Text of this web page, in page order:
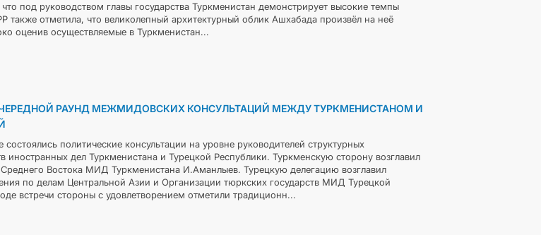
под руководством главы государства Туркменистан демонстрирует высокие темпы
также отметила, что великолепный архитектурный облик Ашхабада произвёл на неё
оценив осуществляемые в Туркменистан...
РАУНД МЕЖМИДОВСКИХ КОНСУЛЬТАЦИЙ МЕЖДУ ТУРКМЕНИСТАНОМ И
политические консультации на уровне руководителей структурных
иностранных дел Туркменистана и Турецкой Республики. Туркменскую сторону возглавил
Среднего Востока МИД Туркменистана И.Аманлыев. Турецкую делегацию возглавил
по делам Центральной Азии и Организации тюркских государств МИД Турецкой
встречи стороны с удовлетворением отметили традиционн...